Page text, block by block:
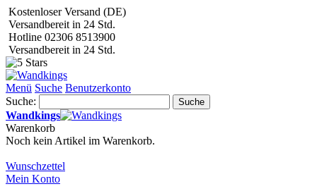
Kostenloser Versand (DE)
Versandbereit in 24 Std.
Hotline 02306 8513900
Versandbereit in 24 Std.
Menü Suche Benutzerkonto
Suche:
Suche
Wandkings
Warenkorb
Noch kein Artikel im Warenkorb.
Wunschzettel
Mein Konto